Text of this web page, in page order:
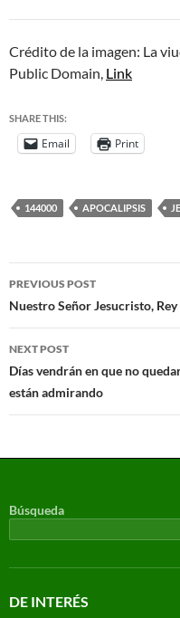
Crédito de la imagen: La
Public Domain, Link
SHARE THIS:
Email Print
144000 APOCALIPSIS
PREVIOUS POST
Nuestro Señor Jesucristo,
NEXT POST
Días vendrán en que no
están admirando
Búsqueda
DE INTERÉS